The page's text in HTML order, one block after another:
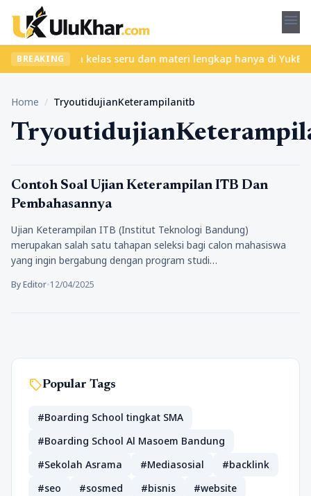
menu
BREAKING
Temukan kelas seru dan materi lengkap hanya di
Home / TryoutidujianKeterampilanitb
Pendidikan
Contoh Soal Ujian Keterampilan ITB Dan
Pembahasannya
Ujian Keterampilan ITB (Institut Teknologi Bandung)
merupakan salah satu tahapan seleksi bagi calon mahasiswa
yang ingin bergabung dengan program studi…
By Editor•12/04/2025
sellPopular Tags
#Boarding School tingkat SMA
#Boarding School Al Masoem Bandung
#Sekolah Asrama
#Mediasosial
#backlink
#seo
#sosmed #bisnis
#website